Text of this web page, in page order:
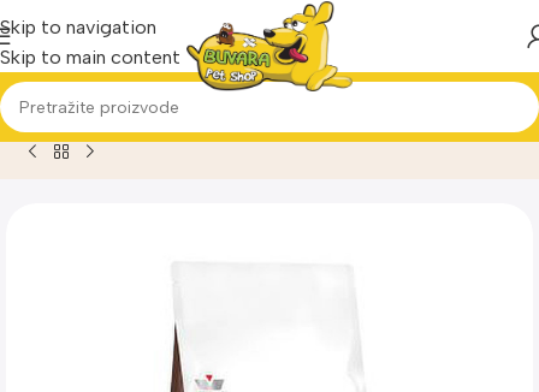
Skip to navigation
Skip to main content
Home Proizvod Royal Canin Gastrointestinal Cat 2kg